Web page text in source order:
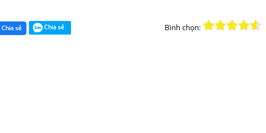
Chia sẻ Chia sẻ Bình chọn: